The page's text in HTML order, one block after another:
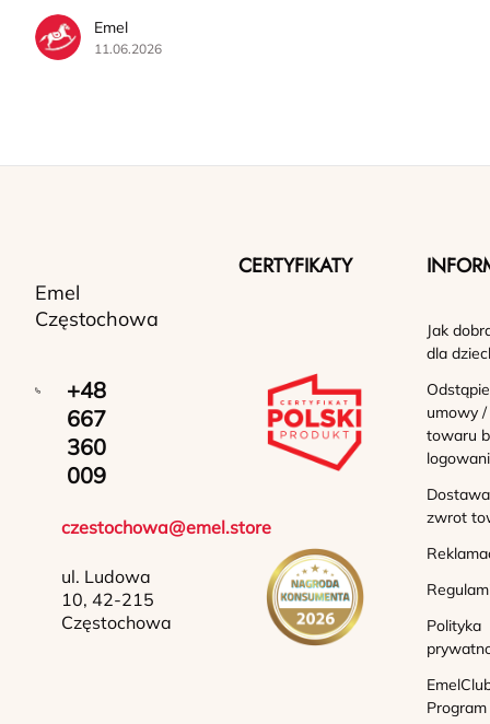
Emel
11.06.2026
Emel
Częstochowa
+48
667
360
009
czestochowa@emel.store
ul. Ludowa
10, 42-215
Częstochowa
CERTYFIKATY
Jak
dla
umowy
towaru
zwrot
Polityka
Program